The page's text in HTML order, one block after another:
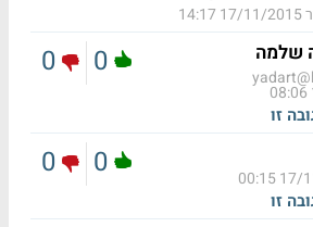
17/11/2015 14:17
שלמה
זו
0
0
17/
זו
0
0